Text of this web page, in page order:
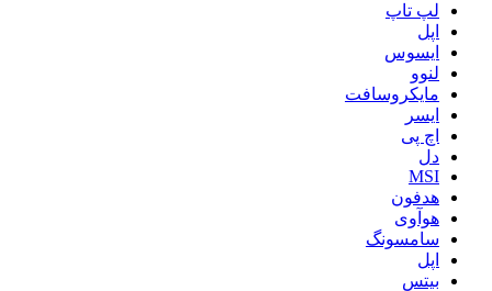
لپ تاپ
اپل
ایسوس
لنوو
مایکروسافت
ایسر
اچ پی
دل
MSI
هدفون
هوآوی
سامسونگ
اپل
بیتس